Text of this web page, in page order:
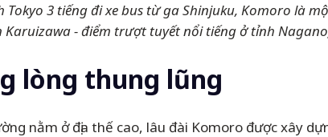
Tokyo 3 tiếng đi xe bus từ ga Shinjuku, Komoro là
Karuizawa - điểm trượt tuyết nổi tiếng ở tỉnh
lòng thung lũng
nằm ở địa thế cao, lâu đài Komoro được xây